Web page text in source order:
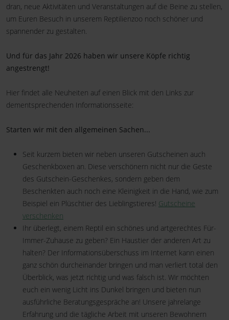
dran, neue Aktivitäten und Veranstaltungen auf die Beine zu stellen,
um Euren Besuch in unserem Reptilienzoo noch schöner und
spannender zu gestalten.
Und für das Jahr 2026 haben wir unsere Köpfe richtig
angestrengt!
Hier findet alle Neuheiten auf einen Blick mit den Links zur
dementsprechenden Informationsseite:
Starten wir mit den allgemeinen Sachen...
Seit kurzem bieten wir neben unseren Gutscheinen auch
Geschenkboxen an. Diese verschönern nicht nur die Geste
des Gutschein-Geschenkes, sondern geben dem
Beschenkten auch noch eine Kleinigkeit in die Hand, wie zum
Beispiel ein Plüschtier des Lieblingstieres! Gutscheine
verschenken
Ihr überlegt, einem Reptil ein schönes und artgerechtes Für-
Immer-Zuhause zu geben? Ein Haustier der anderen Art zu
halten? Der Informationsüberschuss im Internet kann einen
ganz schön durcheinander bringen und man verliert total den
Überblick, was jetzt richtig und was falsch ist. Wir möchten
euch ein wenig Licht ins Dunkel bringen und bieten nun
ausführliche Beratungsgespräche an! Unsere jahrelange
Erfahrung und die tägliche Arbeit mit unseren Bewohnern